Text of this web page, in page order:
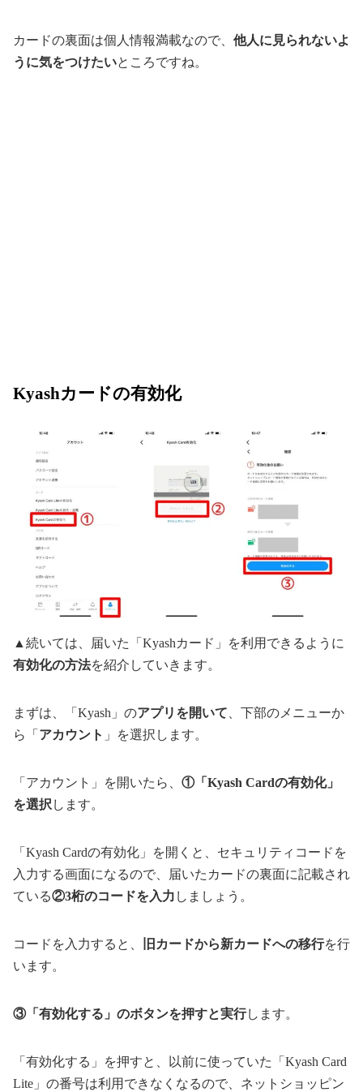
カードの裏面は個人情報満載なので、 他人に見られないよ
うに気をつけたいところですね。
Kyashカードの有効化
▲続いては、届いた「Kyashカード」を利用できるように
有効化の方法を紹介していきます。
まずは、「Kyash」のアプリを開いて 、下部のメニューか
ら「 アカウント 」を選択します。
「アカウント」を開いたら、 ①「Kyash Cardの有効化」
を選択 します。
「Kyash Cardの有効化」を開くと、セキュリティコードを
入力する画面になるので、届いたカードの裏面に記載され
ている②3桁のコードを入力 しましょう。
コードを入力すると、 旧カードから新カードへの移行を行
います。
③「有効化する」のボタンを押すと実行します。
「有効化する」を押すと、以前に使っていた「Kyash Card
Lite」の番号は利用できなくなるので、ネットショッピン